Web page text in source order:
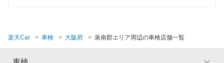
代車あり
楽天Car 車検 大阪府 泉南郡エリア周辺の車検店舗一覧